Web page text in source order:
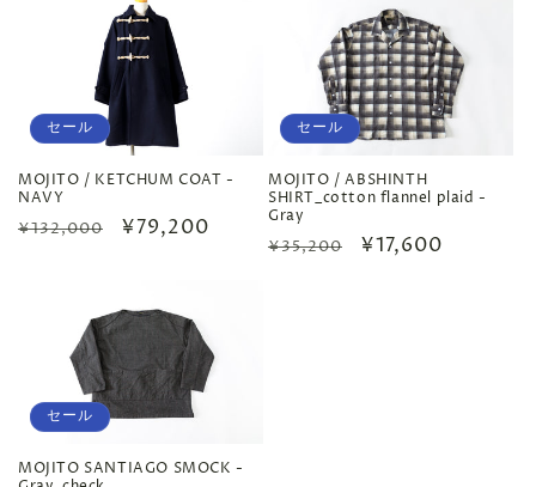
ル
価
格
ル
価
格
セール
MOJITO / KETCHUM COAT -
NAVY
通
¥132,000
セ
価
¥79,200
セール
MOJITO / ABSHINTH
SHIRT_cotton flannel plaid -
Gray
通
¥35,200
セ
¥17,600
セール
MOJITO SANTIAGO SMOCK -